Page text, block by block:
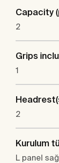
Capacity
2
Grips
1
2
Kurulum
L panel